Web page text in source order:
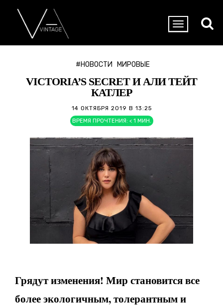
#НОВОСТИ МИРОВЫЕ
VICTORIA’S SECRET И АЛИ ТЕЙТ
КАТЛЕР
14 ОКТЯБРЯ 2019 В 13:25
ВРЕМЯ ПРОЧТЕНИЯ: < 1 МИН.
Грядут изменения! Мир становится все
более экологичным, толерантным и